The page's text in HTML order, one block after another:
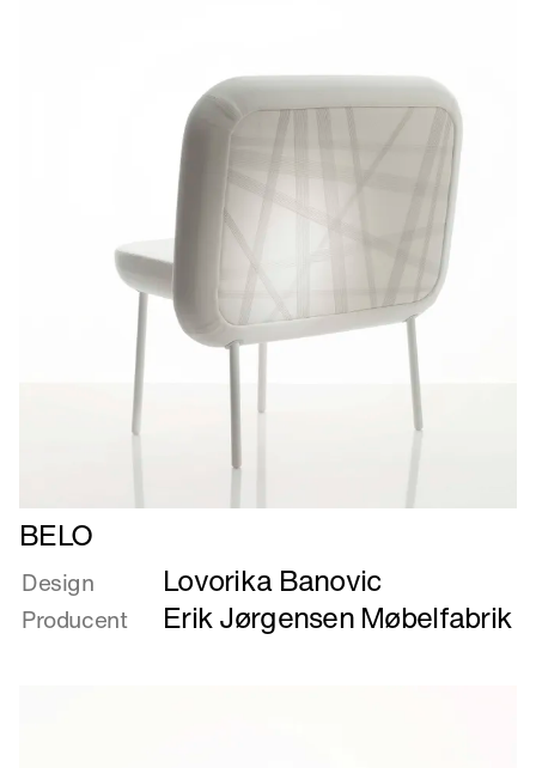
Læs
mere
om
BELO
BELO
Design Lovorika Banovic
Producent Erik Jørgensen Møbelfabrik